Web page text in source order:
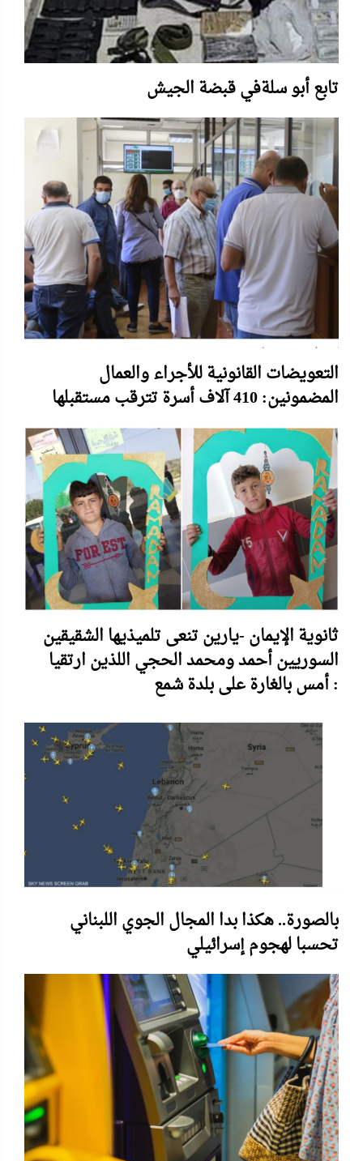
تابع أبو سلةفي قبضة الجيش
التعويضات القانونية للأجراء والعمال
المضمونين: 410 آلاف أسرة تترقب مستقبلها
ثانوية الإيمان -يارين تنعى تلميذيها الشقيقين
السوريين أحمد ومحمد الحجي اللذين ارتقيا
أمس بالغارة على بلدة شمع :
بالصورة.. هكذا بدا المجال الجوي اللبناني
تحسبا لهجوم إسرائيلي